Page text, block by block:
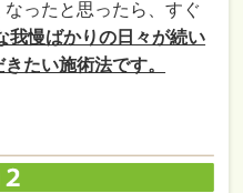
ったと思ったら、すぐ
我慢ばかりの日々が続い
たい施術法です。